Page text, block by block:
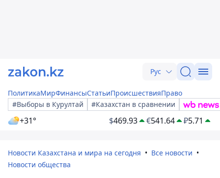
Рус
ПолитикаМирФинансыСтатьиПроисшествияПраво
#Выборы в Курултай
#Казахстан в сравнении
+31° $469.93 €541.64 ₽5.71
Новости Казахстана и мира на сегодня
Все новости
Новости общества